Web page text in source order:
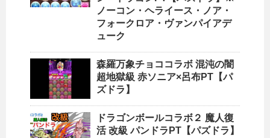
ノーコン・ヘライース・ノア・
フォークロア・ヴァンパイアデ
ューク
森羅万象チョココラボ 混沌の闇
超地獄級 赤ソニア×呂布PT【パ
ズドラ】
ドラゴンボールコラボ２ 魔人復
活 改級 パンドラPT【パズドラ】